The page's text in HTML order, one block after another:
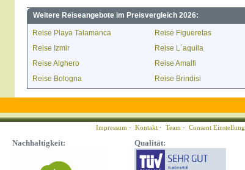
Weitere Reiseangebote im Preisvergleich 2026:
Reise Playa Talamanca Reise Figueretas
Reise Izmir
Reise L´aquila
Reise Alghero
Reise Amalfi
Reise Bologna
Reise Brindisi
Impressum · Kontakt · Team · Consent Einstellung
Nachhaltigkeit: Qualität: